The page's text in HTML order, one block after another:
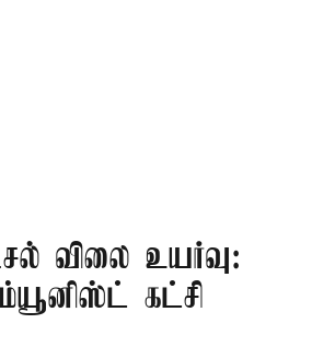
விலை உயர்வு:
கட்சி